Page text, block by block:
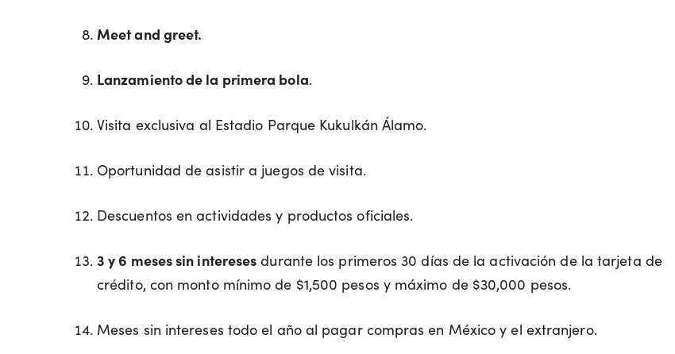
Meet and greet.
Lanzamiento de la primera bola.
Visita exclusiva al Estadio Parque Kukulkán Álamo.
Oportunidad de asistir a juegos de visita.
Descuentos en actividades y productos oficiales.
3 y 6 meses sin intereses durante los primeros 30 días de la activación de la tarjeta de
crédito, con monto mínimo de $1,500 pesos y máximo de $30,000 pesos.
Meses sin intereses todo el año al pagar compras en México y el extranjero.